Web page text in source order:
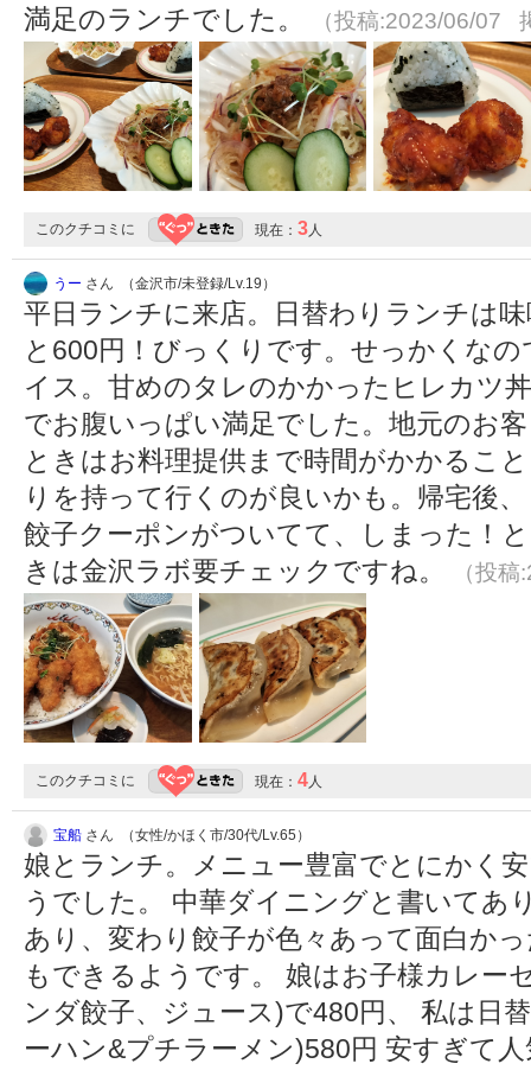
満足のランチでした。
（投稿:2023/06/07
このクチコミに 現在： 3人
うー さん （金沢市/未登録/Lv.19）
平日ランチに来店。日替わりランチは
と600円！びっくりです。せっかくな
イス。甘めのタレのかかったヒレカツ
でお腹いっぱい満足でした。地元のお
ときはお料理提供まで時間がかかるこ
りを持って行くのが良いかも。帰宅後
餃子クーポンがついてて、しまった！
きは金沢ラボ要チェックですね。
（投
このクチコミに 現在： 4人
宝船 さん （女性/かほく市/30代/Lv.65）
娘とランチ。メニュー豊富でとにかく
うでした。 中華ダイニングと書いてあ
あり、変わり餃子が色々あって面白か
もできるようです。 娘はお子様カレー
ンダ餃子、ジュース)で480円、 私は日
ーハン&プチラーメン)580円 安すぎて